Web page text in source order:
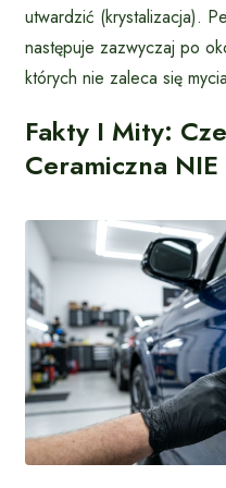
utwardzić (krystalizacja).
następuje zazwyczaj po
których nie zaleca się
Fakty I Mity:
Ceramiczna